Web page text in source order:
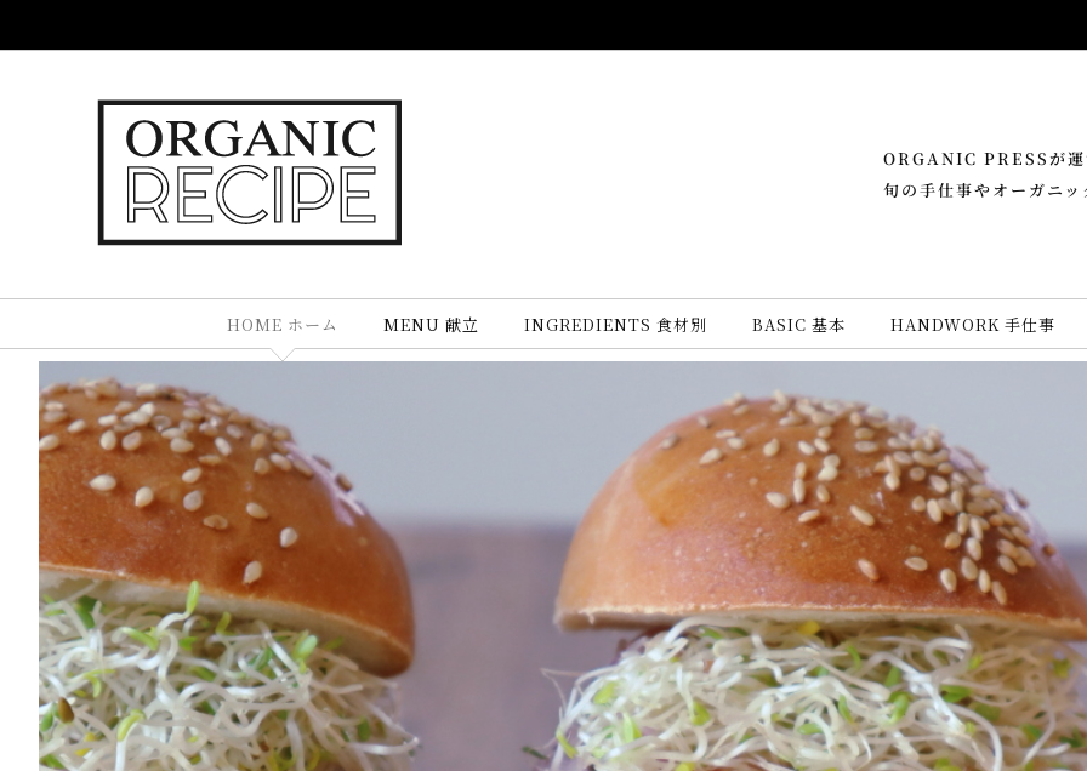
to
ORGANIC PRESSが運
旬の手仕事やオーガニ
HOME ホーム MENU 献立 INGREDIENTS 食材別 BASIC 基本 HANDWORK 手仕事